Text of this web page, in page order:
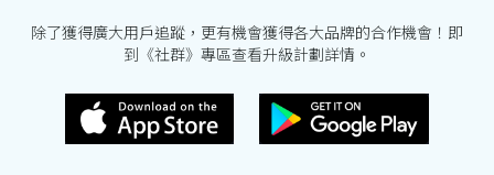
除了獲得廣大用戶追蹤，更有機會獲得各大品牌的合作機會！即
到《社群》專區查看升級計劃詳情。